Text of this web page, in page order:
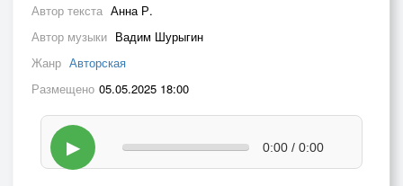
Автор текста Анна Р.
Автор музыки Вадим Шурыгин
Жанр Авторская
Размещено 05.05.2025 18:00
▶ 0:00 / 0:00